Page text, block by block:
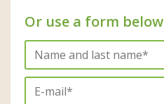
Or use a form below